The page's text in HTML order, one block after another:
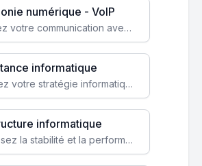
numérique - VoIP
Simplifiez votre communication avec une solution VoIP flexible, économique et adaptée à vos besoins professionnels.
informatique
Optimisez votre stratégie informatique avec l'expertise de nos consultants pour améliorer votre efficacité et sécurité.
informatique
Garantissez la stabilité et la performance de votre entreprise avec une infrastructure IT sécurisée et évolutive.